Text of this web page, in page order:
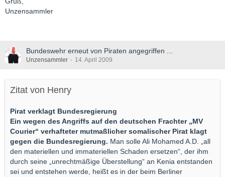
Unzensammler
Bundeswehr erneut von Piraten angegriffen ...
Unzensammler 14. April 2009
Zitat von Henry
Pirat verklagt Bundesregierung
Ein wegen des Angriffs auf den deutschen Frachter „MV
Courier“ verhafteter mutmaßlicher somalischer Pirat klagt
gegen die Bundesregierung. Man solle Ali Mohamed A.D. „all
den materiellen und immateriellen Schaden ersetzen“, der ihm
durch seine „unrechtmäßige Überstellung“ an Kenia entstanden
sei und entstehen werde, heißt es in der beim Berliner